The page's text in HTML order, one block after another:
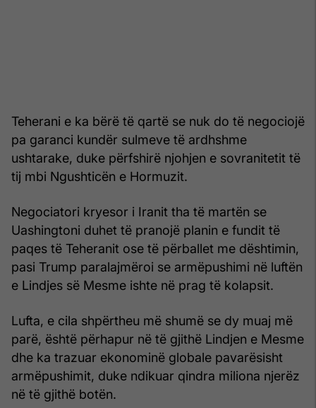
Teherani e ka bërë të qartë se nuk do të negociojë
pa garanci kundër sulmeve të ardhshme
ushtarake, duke përfshirë njohjen e sovranitetit të
tij mbi Ngushticën e Hormuzit.
Negociatori kryesor i Iranit tha të martën se
Uashingtoni duhet të pranojë planin e fundit të
paqes të Teheranit ose të përballet me dështimin,
pasi Trump paralajmëroi se armëpushimi në luftën
e Lindjes së Mesme ishte në prag të kolapsit.
Lufta, e cila shpërtheu më shumë se dy muaj më
parë, është përhapur në të gjithë Lindjen e Mesme
dhe ka trazuar ekonominë globale pavarësisht
armëpushimit, duke ndikuar qindra miliona njerëz
në të gjithë botën.